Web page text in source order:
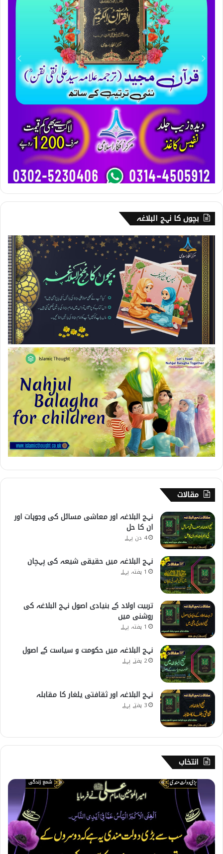
بچوں کا نہج البلاغہ
مقالات
نہج البلاغہ اور معاشی مسائل کی وجوہات اور
ان کا حل
4 دن پہلے
نہج البلاغہ میں حقیقی شیعہ کی پہچان
1 ہفتہ پہلے
تربیت اولاد کے بنیادی اصول نہج البلاغہ کی
روشنی میں
1 ہفتہ پہلے
نہج البلاغہ میں حکومت و سیاست کے اصول
2 ہفتے پہلے
نہج البلاغہ اور ثقافتی یلغار کا مقابلہ
3 ہفتے پہلے
انتخاب
3
2
۔
ب
ڑ
ی